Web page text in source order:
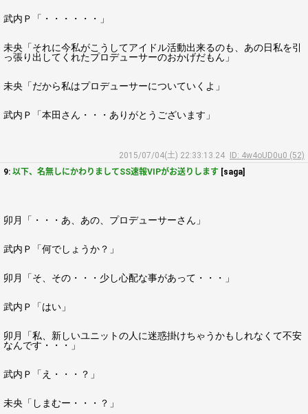
武内Ｐ「・・・・・・」
未央「それに今私がこうしてアイドル活動出来るのも、あの日私を引
っ張り出してくれたプロデューサーのおかげだもん」
未央「だから私はプロデューサーについていくよ」
武内Ｐ「本田さん・・・ありがとうございます」
2015/07/04(土) 22:33:13.24
ID: 4w4oUD0u0 (52)
9: 以下、名無しにかわりましてSS速報VIPがお送りします [saga]
卯月「・・・あ、あの、プロデューサーさん」
武内Ｐ「何でしょうか？」
卯月「そ、その・・・少し心配な事があって・・・」
武内Ｐ「はい」
卯月「私、新しいユニットの人に迷惑掛けちゃうかもしれなくて不安
なんです・・・」
武内Ｐ「え・・・？」
未央「しまむー・・・？」